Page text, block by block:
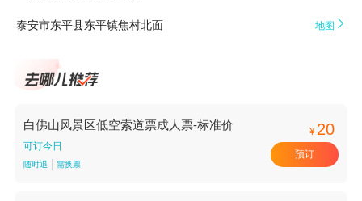
泰安市东平县东平镇焦村北面 地图 
白佛山风景区低空索道票成人票-标准价
可订今日
随时退 需换票
¥ 20
预订